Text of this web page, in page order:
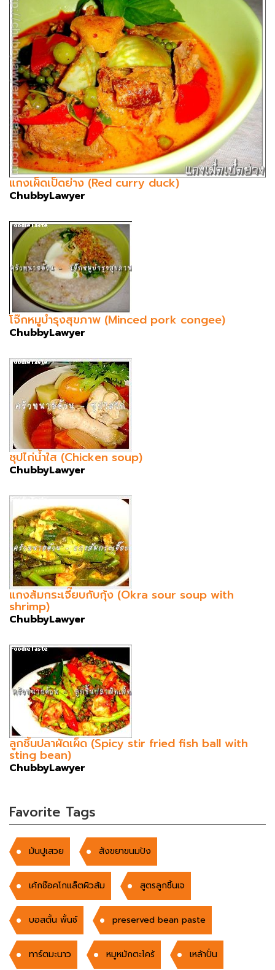
แกงเผ็ดเป็ดย่าง (Red curry duck)
ChubbyLawyer
โจ๊กหมูบำรุงสุขภาพ (Minced pork congee)
ChubbyLawyer
ซุปไก่น้ำใส (Chicken soup)
ChubbyLawyer
แกงส้มกระเจี๊ยบกับกุ้ง (Okra sour soup with
shrimp)
ChubbyLawyer
ลูกชิ้นปลาผัดเผ็ด (Spicy stir fried fish ball with
sting bean)
ChubbyLawyer
Favorite Tags
มันปูเสวย สังขยาขนมปัง
เค้กช๊อคโกแล็ตผิวส้ม สูตรลูกชิ้นเจ
บอสตั้น พั้นซ์ preserved bean paste
ทาร์ตมะนาว หมูหมักตะไคร้ เหล้าปั่น